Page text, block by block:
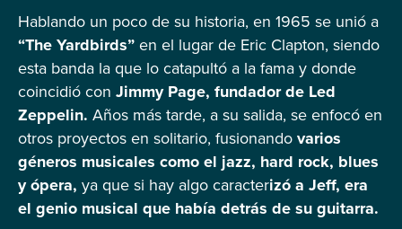
Hablando un poco de su historia, en 1965 se unió a
“The Yardbirds”en el lugar de Eric Clapton, siendo
esta banda la que lo catapultó a la fama y donde
coincidió con Jimmy Page, fundador de Led
Zeppelin. Años más tarde, a su salida, se enfocó en
otros proyectos en solitario, fusionandovarios
géneros musicales como el jazz, hard rock, blues
y ópera, ya que si hay algo caracterizó a Jeff, era
el genio musical que había detrás de su guitarra.